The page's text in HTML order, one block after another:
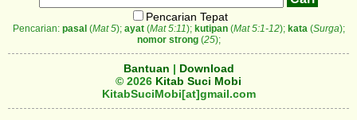
Pencarian Tepat
Pencarian: pasal (Mat 5); ayat(Mat 5:11); kutipan(Mat 5:1-12); kata(Surga);
nomor strong(25);
Bantuan | Download
© 2026 Kitab Suci Mobi
KitabSuciMobi[at]gmail.com